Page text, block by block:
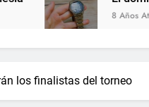
8 Años Atrás
los finalistas del torneo